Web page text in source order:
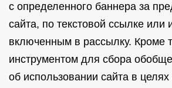
с определенного баннера за
сайта, по текстовой ссылке или
включенным в рассылку. Кроме
инструментом для сбора
об использовании сайта в целях